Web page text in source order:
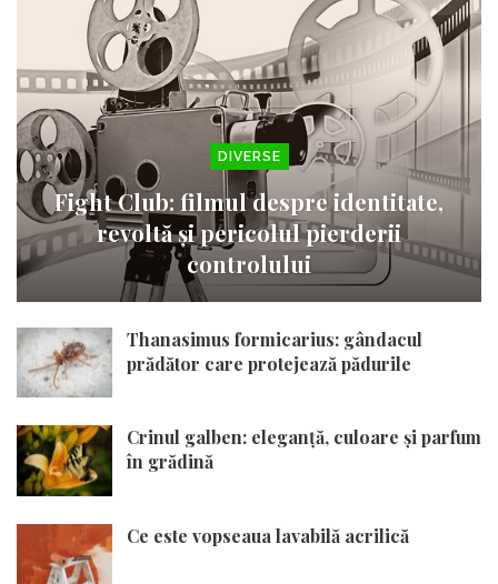
DIVERSE
Fight Club: filmul despre identitate,
revoltă și pericolul pierderii
controlului
Thanasimus formicarius: gândacul
prădător care protejează pădurile
Crinul galben: eleganță, culoare și parfum
în grădină
Ce este vopseaua lavabilă acrilică